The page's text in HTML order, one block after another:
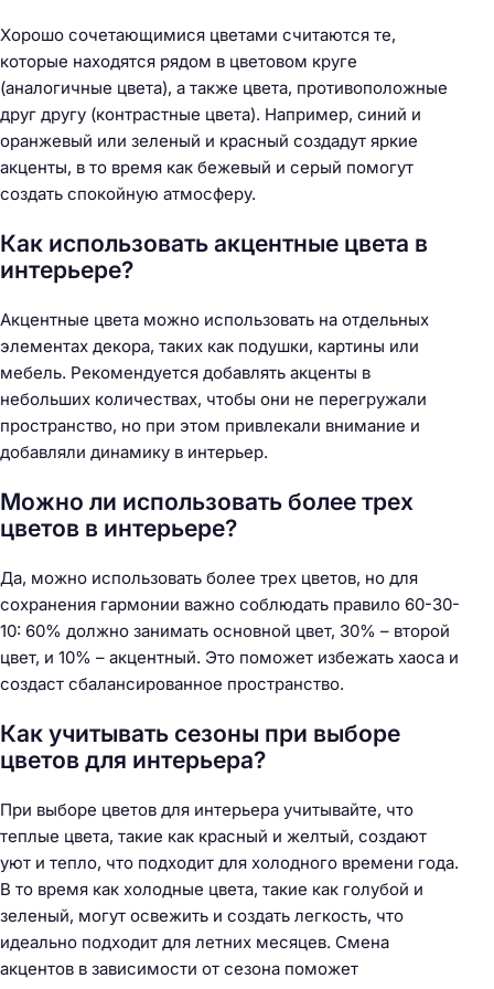
Хорошо сочетающимися цветами считаются те,
которые находятся рядом в цветовом круге
(аналогичные цвета), а также цвета, противоположные
друг другу (контрастные цвета). Например, синий и
оранжевый или зеленый и красный создадут яркие
акценты, в то время как бежевый и серый помогут
создать спокойную атмосферу.
Как использовать акцентные цвета в
интерьере?
Акцентные цвета можно использовать на отдельных
элементах декора, таких как подушки, картины или
мебель. Рекомендуется добавлять акценты в
небольших количествах, чтобы они не перегружали
пространство, но при этом привлекали внимание и
добавляли динамику в интерьер.
Можно ли использовать более трех
цветов в интерьере?
Да, можно использовать более трех цветов, но для
сохранения гармонии важно соблюдать правило 60-30-
10: 60% должно занимать основной цвет, 30% – второй
цвет, и 10% – акцентный. Это поможет избежать хаоса и
создаст сбалансированное пространство.
Как учитывать сезоны при выборе
цветов для интерьера?
При выборе цветов для интерьера учитывайте, что
теплые цвета, такие как красный и желтый, создают
уют и тепло, что подходит для холодного времени года.
В то время как холодные цвета, такие как голубой и
зеленый, могут освежить и создать легкость, что
идеально подходит для летних месяцев. Смена
акцентов в зависимости от сезона поможет